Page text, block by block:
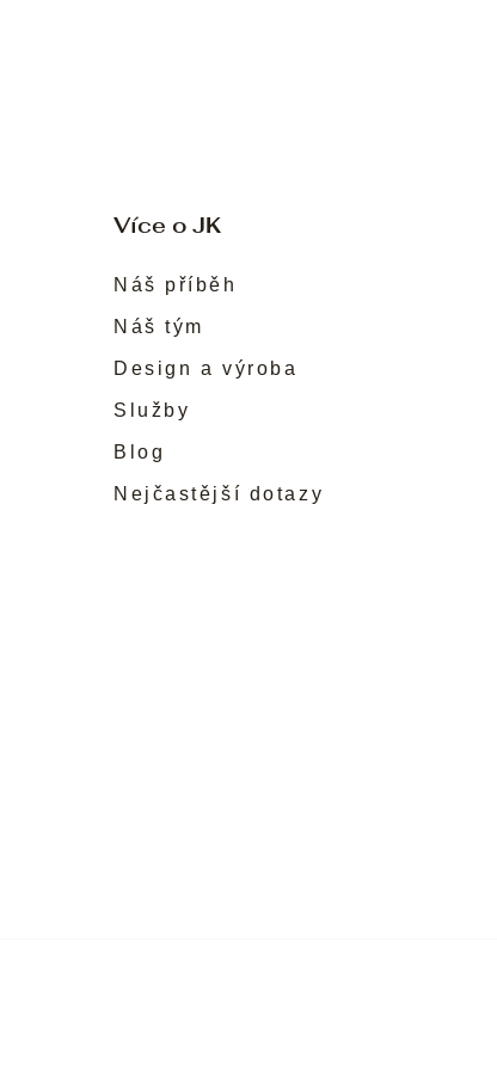
Více o JK
Náš příběh
Náš tým
Design a výroba
Služby
Blog
Nejčastější dotazy